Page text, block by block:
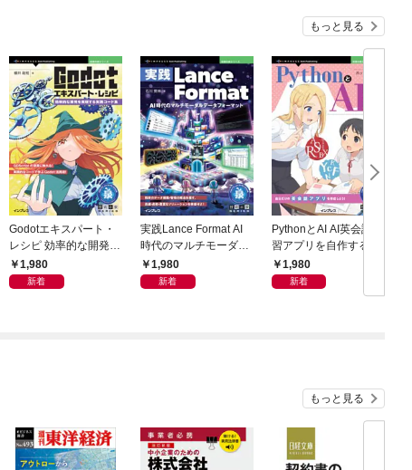
もっと見る
Godotエキスパート・
レシピ 効率的な開発を
実現する実践コード集
1,980
新着
実践Lance Format AI
時代のマルチモーダル
データフォーマット
1,980
新着
PythonとAI AI英会話練
習アプリを自作する完
全ガイド
1,980
新着
もっと見る